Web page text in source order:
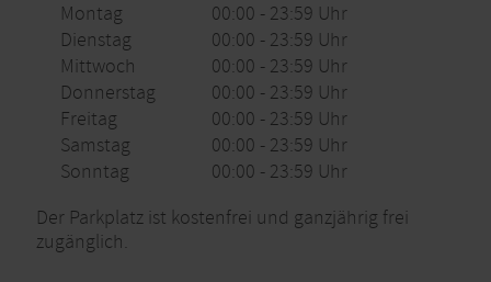
Montag
00:00 - 23:59 Uhr
Dienstag
00:00 - 23:59 Uhr
Mittwoch
00:00 - 23:59 Uhr
Donnerstag
00:00 - 23:59 Uhr
Freitag
00:00 - 23:59 Uhr
Samstag
00:00 - 23:59 Uhr
Sonntag
00:00 - 23:59 Uhr
Der Parkplatz ist kostenfrei und ganzjährig frei
zugänglich.